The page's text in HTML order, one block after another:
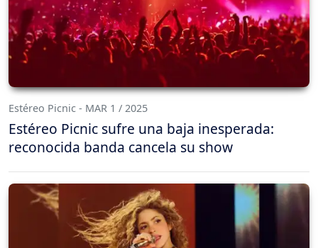
Estéreo Picnic - MAR 1 / 2025
Estéreo Picnic sufre una baja inesperada:
reconocida banda cancela su show